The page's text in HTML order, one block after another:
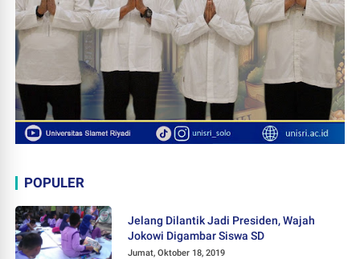
POPULER
Jelang Dilantik Jadi Presiden, Wajah
Jokowi Digambar Siswa SD
Jumat, Oktober 18, 2019